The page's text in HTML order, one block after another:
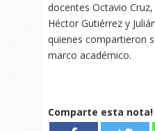
docentes Octavio
Héctor Gutiérrez y
quienes compartieron
marco académico.
Comparte esta nota!